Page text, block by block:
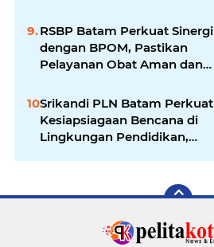
Pemerintah
RSBP Batam Perkuat Sinergi
dengan BPOM, Pastikan
Pelayanan Obat Aman dan
Srikandi PLN Batam Perkuat
Kesiapsiagaan Bencana di
Lingkungan Pendidikan,